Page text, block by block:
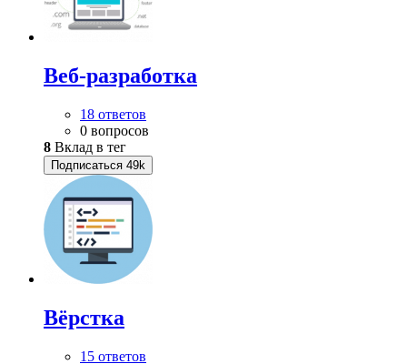
Веб-разработка
18 ответов
0 вопросов
8 Вклад в тег
Подписаться 49k
Вёрстка
15 ответов